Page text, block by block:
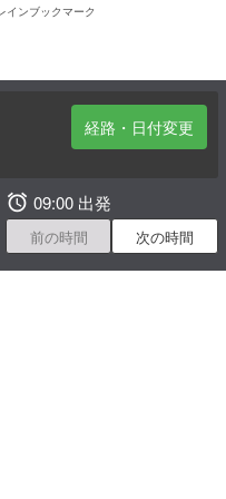
インブックマーク
経路・日付変更
 09:00 出発
前の時間 次の時間